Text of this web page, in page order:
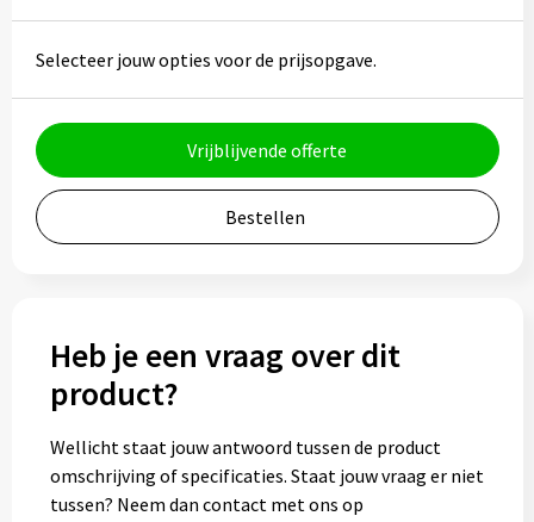
Bidons
Drinkbekers
Thermosbekers
Selecteer jouw opties voor de prijsopgave.
Vrijblijvende offerte
Bestellen
Heb je een vraag over dit
product?
Wellicht staat jouw antwoord tussen de product
omschrijving of specificaties. Staat jouw vraag er niet
tussen? Neem dan contact met ons op